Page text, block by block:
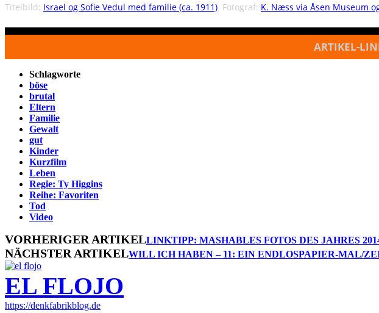
Titelbild: Israel og Sofie Vedul med familie (ca. 1911). Fotograf: K. Næss via Åsen Museum
ARTIKEL-
Schlagworte
böse
brutal
Eltern
Familie
Gewalt
gut
Kinder
Kurzfilm
Leben
Regie: Ty Higgins
Reihe: Favoriten
Tod
Video
VORHERIGER ARTIKELLINKTIPP: MASHABLES FOTOS DES JAHRES
NÄCHSTER ARTIKELWILL ICH HABEN – 11: EIN ENDLOSPAPIER-MAL/
EL FLOJO
https://denkfabrikblog.de